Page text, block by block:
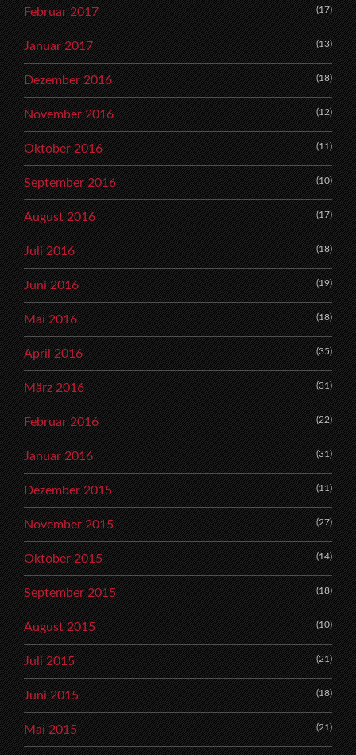
Februar 2017 (17)
Januar 2017 (13)
Dezember 2016 (18)
November 2016 (12)
Oktober 2016 (11)
September 2016 (10)
August 2016 (17)
Juli 2016 (18)
Juni 2016 (19)
Mai 2016 (18)
April 2016 (35)
März 2016 (31)
Februar 2016 (22)
Januar 2016 (31)
Dezember 2015 (11)
November 2015 (27)
Oktober 2015 (14)
September 2015 (18)
August 2015 (10)
Juli 2015 (21)
Juni 2015 (18)
Mai 2015 (21)